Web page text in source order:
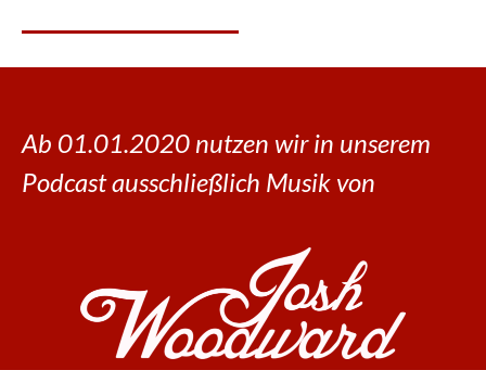
Ab 01.01.2020 nutzen wir in unserem
Podcast ausschließlich Musik von